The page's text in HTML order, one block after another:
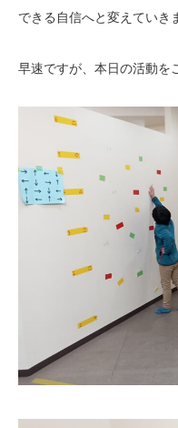
できる自信へと変えていき
早速ですが、本日の活動を